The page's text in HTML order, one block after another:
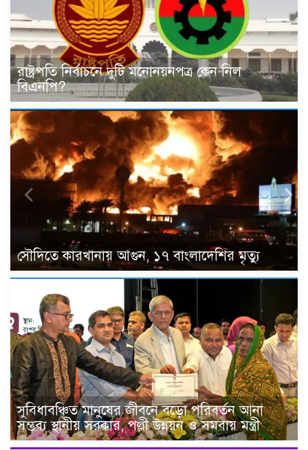
রাষ্ট্রপতি নির্বাচনে দুটি মনোনয়নপত্র কেন নিল
বিএনপি?
সৌদিতে কারখানায় আগুন, ১৭ বাংলাদেশির মৃত্যু
সুবিধাবঞ্চিত মানুষের জীবনে বড়ো পরিবর্তন আনা
সম্ভব্য স্থানীয় সরকার, পল্লী উন্নয়ন ও সমবায় মন্ত্রী